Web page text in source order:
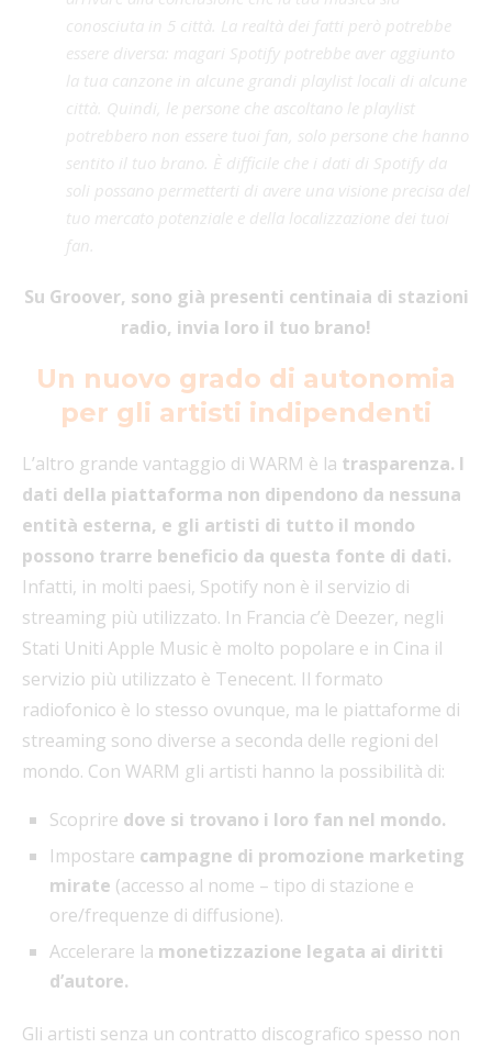
conosciuta in 5 città. La realtà dei fatti però potrebbe
essere diversa: magari Spotify potrebbe aver aggiunto
la tua canzone in alcune grandi playlist locali di alcune
città. Quindi, le persone che ascoltano le playlist
potrebbero non essere tuoi fan, solo persone che hanno
sentito il tuo brano. È difficile che i dati di Spotify da
soli possano permetterti di avere una visione precisa del
tuo mercato potenziale e della localizzazione dei tuoi
fan.
Su Groover, sono già presenti centinaia di stazioni
radio, invia loro il tuo brano!
Un nuovo grado di autonomia
per gli artisti indipendenti
L’altro grande vantaggio di WARM è la trasparenza. I
dati della piattaforma non dipendono da nessuna
entità esterna, e gli artisti di tutto il mondo
possono trarre beneficio da questa fonte di dati.
Infatti, in molti paesi, Spotify non è il servizio di
streaming più utilizzato. In Francia c’è Deezer, negli
Stati Uniti Apple Music è molto popolare e in Cina il
servizio più utilizzato è Tenecent. Il formato
radiofonico è lo stesso ovunque, ma le piattaforme di
streaming sono diverse a seconda delle regioni del
mondo. Con WARM gli artisti hanno la possibilità di:
Scoprire dove si trovano i loro fan nel mondo.
Impostare campagne di promozione marketing
mirate (accesso al nome – tipo di stazione e
ore/frequenze di diffusione).
Accelerare la monetizzazione legata ai diritti
d’autore.
Gli artisti senza un contratto discografico spesso non